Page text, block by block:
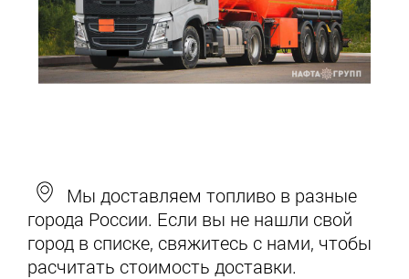
Мы доставляем топливо в разные
города России. Если вы не нашли свой
город в списке, свяжитесь с нами, чтобы
расчитать стоимость доставки.